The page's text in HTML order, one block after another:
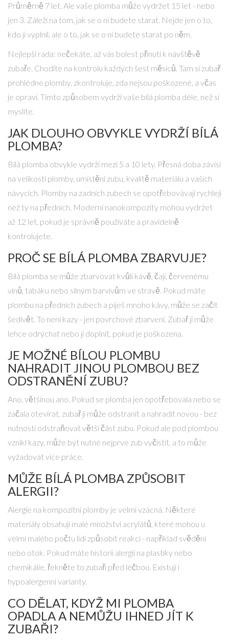
Průměrně 7 let. Ale vaše plomba může vydržet 15 let - nebo
jen 3. Záleží na tom, jak se o ni budete starat. Nejde jen o to,
kdo ji vyplnil, ale o to, jak se o ní budete starat po něm.
Nejlepší rada: nečekáte, až vás bolest přinutí k návštěvě
zubaře. Chodíte na kontrolu každých šest měsíců. Tam si zubař
prohlédne plomby, zkontroluje, zda nejsou poškozené, a včas
je opraví. Tímto způsobem vydrží vaše bílá plomba déle, než si
myslíte.
JAK DLOUHO OBVYKLE VYDRŽÍ BÍLÁ
PLOMBA?
Bílá plomba obvykle vydrží mezi 5 a 10 lety. Přesná doba závisí
na velikosti plomby, umístění zubu, kvalitě materiálu a vašich
návycích. Plomby na zadních zubech se opotřebovávají rychleji
než ty na předních. Moderní nanokompozity mohou vydržet
až 12 let, pokud je správně používáte a pravidelně
kontrolujete.
PROČ SE BÍLÁ PLOMBA ZBARVUJE?
Bílá plomba se může zbarvovat kvůli kávě, čaji, červenému
vínů, tabáku nebo silným barvivům ve stravě. Pokud máte
plombu na předních zubech a piješ mnoho kávy, může se začít
šedivět. To není kazy - jen povrchové zbarvení. Zubař ji může
lehce odrýchat nebo ji doplnit, pokud je poškozena.
JE MOŽNÉ BÍLOU PLOMBU
NAHRADIT JINOU PLOMBOU BEZ
ODSTRANĚNÍ ZUBU?
Ano, většinou ano. Pokud se plomba jen opotřebovala nebo se
začala otevírat, zubař ji může odstranit a nahradit novou - bez
nutnosti odstraňovat větší část zubu. Pokud ale pod plombou
vznikl kazy, může být nutné nejprve zub vyčistit, a to může
vyžadovat více práce.
MŮŽE BÍLÁ PLOMBA ZPŮSOBIT
ALERGII?
Alergie na kompozitní plomby je velmi vzácná. Některé
materiály obsahují malé množství acrylátů, které mohou u
velmi malého počtu lidí způsobit reakci - například svědění
nebo otok. Pokud máte historii alergií na plastiky nebo
chemikálie, řekněte to zubaři před léčbou. Existují i
hypoalergenní varianty.
CO DĚLAT, KDYŽ MI PLOMBA
OPADLA A NEMŮŽU IHNED JÍT K
ZUBAŘI?